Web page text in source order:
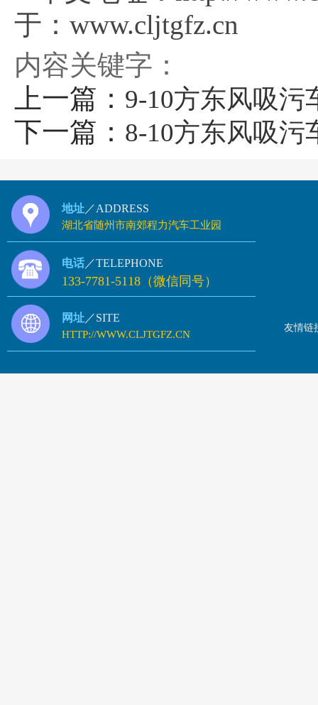
于：www.cljtgfz.cn
内容关键字：
上一篇： 9-10方东风吸污
下一篇： 8-10方东风吸污
地址 ／ADDRESS
湖北省随州市南郊程力汽车工业园
电话 ／TELEPHONE
133-7781-5118（微信同号）
网址 ／SITE
HTTP://WWW.CLJTGFZ.CN
友情链